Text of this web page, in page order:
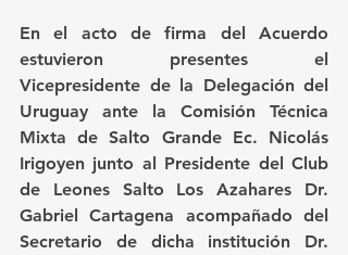
En el acto de firma del Acuerdo
estuvieron presentes el
Vicepresidente de la Delegación del
Uruguay ante la Comisión Técnica
Mixta de Salto Grande Ec. Nicolás
Irigoyen junto al Presidente del Club
de Leones Salto Los Azahares Dr.
Gabriel Cartagena acompañado del
Secretario de dicha institución Dr.